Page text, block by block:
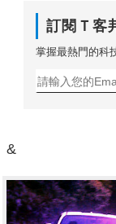
訂閱Ｔ客
掌握最熱門的科
&